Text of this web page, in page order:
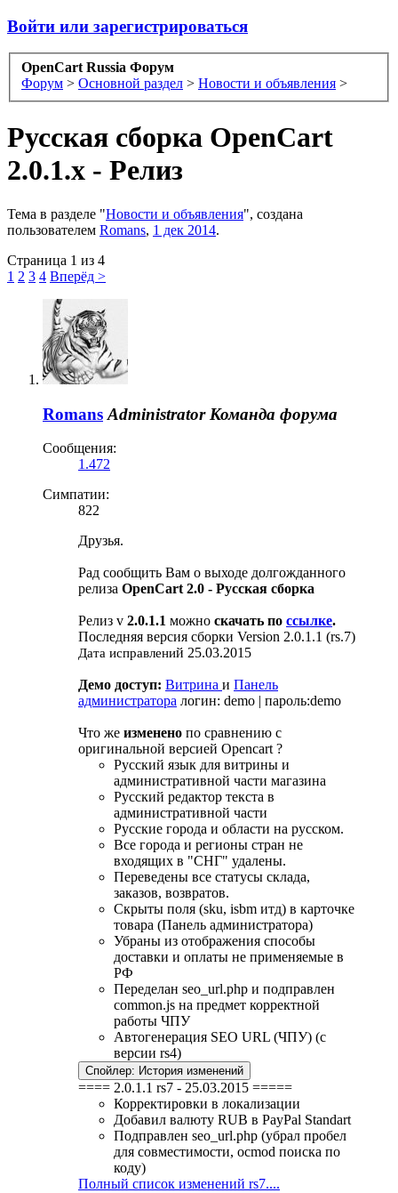
Войти или зарегистрироваться
OpenCart Russia Форум
Форум > Основной раздел > Новости и объявления >
Русская сборка OpenCart
2.0.1.x - Релиз
Тема в разделе "Новости и объявления", создана
пользователем Romans, 1 дек 2014.
Страница 1 из 4
1 2 3 4 Вперёд >
Romans Administrator Команда форума
Сообщения:
1.472
Симпатии:
822
Друзья.
Рад сообщить Вам о выходе долгожданного
релиза OpenCart 2.0 - Русская сборка
Релиз v 2.0.1.1 можно скачать по ссылке.
Последняя версия сборки Version 2.0.1.1 (rs.7)
Дата исправлений 25.03.2015
Демо доступ: Витрина и Панель
администратора логин: demo | пароль:demo
Что же изменено по сравнению с
оригинальной версией Opencart ?
Русский язык для витрины и
административной части магазина
Русский редактор текста в
административной части
Русские города и области на русском.
Все города и регионы стран не
входящих в "СНГ" удалены.
Переведены все статусы склада,
заказов, возвратов.
Скрыты поля (sku, isbm итд) в карточке
товара (Панель администратора)
Убраны из отображения способы
доставки и оплаты не применяемые в
РФ
Переделан seo_url.php и подправлен
common.js на предмет корректной
работы ЧПУ
Автогенерация SEO URL (ЧПУ) (с
версии rs4)
Спойлер: История изменений
==== 2.0.1.1 rs7 - 25.03.2015 =====
Корректировки в локализации
Добавил валюту RUB в PayPal Standart
Подправлен seo_url.php (убрал пробел
для совместимости, ocmod поиска по
коду)
Полный список изменений rs7....